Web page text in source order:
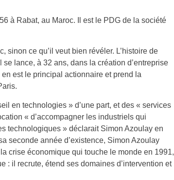
à Rabat, au Maroc. Il est le PDG de la société
sinon ce qu’il veut bien révéler. L’histoire de
lance, à 32 ans, dans la création d’entreprise
est le principal actionnaire et prend la
en technologies » d’une part, et des « services
« d’accompagner les industriels qui
technologiques » déclarait Simon Azoulay en
seconde année d’existence, Simon Azoulay
crise économique qui touche le monde en 1991,
: il recrute, étend ses domaines d’intervention et